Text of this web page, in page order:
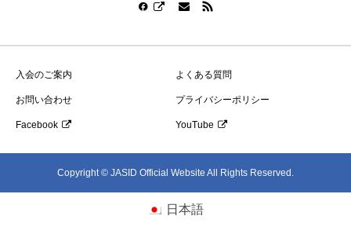
入会のご案内 よくある質問
お問い合わせ プライバシーポリシー
Facebook YouTube
Copyright © JASID Official Website All Rights Reserved.
日本語